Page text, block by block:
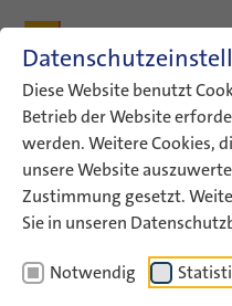
Diese Website benutzt
Betrieb der Website
werden. Weitere Cookies,
unsere Website
Zustimmung gesetzt.
Sie in unseren
Notwendig
ConAct Förderung
Gemeinsame
Gemeinsame